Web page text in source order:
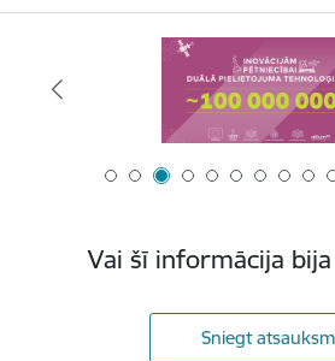
Vai šī informācija
Sniegt